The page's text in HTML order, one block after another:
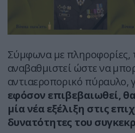
Σύμφωνα με πληροφορίες,
αναβαθμιστεί ώστε να
αντιαεροπορικό πύραυλο,
εφόσον επιβεβαιωθεί,
μία νέα εξέλιξη στις
δυνατότητες του